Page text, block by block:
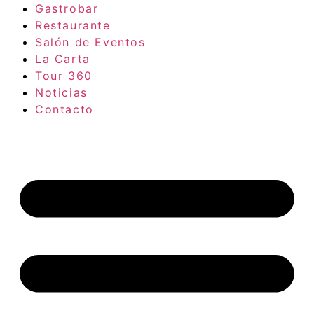
Gastrobar
Restaurante
Salón de Eventos
La Carta
Tour 360
Noticias
Contacto